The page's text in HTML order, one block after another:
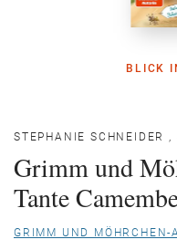
BLICK
STEPHANIE SCHNEIDER ,
Grimm und
Tante
GRIMM UND MÖHRCHEN-